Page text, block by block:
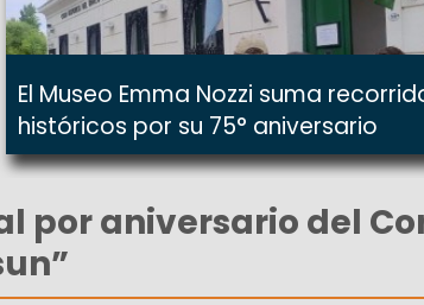
El Museo Emma Nozzi suma
históricos por su 75° aniversario
por aniversario del